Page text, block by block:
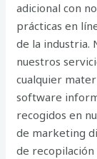
adicional con
prácticas en
de la industria.
nuestros
cualquier
software
recogidos en
de marketing
de recopilación